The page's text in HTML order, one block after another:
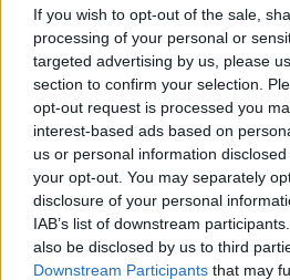
If you wish to opt-out of the sale,
processing of your personal or
targeted advertising by us, please
section to confirm your selection.
opt-out request is processed you
interest-based ads based on
us or personal information
your opt-out. You may separately
disclosure of your personal
IAB’s list of downstream
also be disclosed by us to third
Downstream Participants that may
Alle Sender